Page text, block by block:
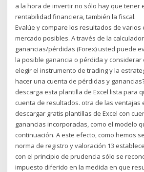
a la hora de invertir no sólo hay que tener
rentabilidad financiera, también la fiscal.
Evalúe y compare los resultados de varios
mercado posibles. A través de la
ganancias/pérdidas (Forex) usted puede
la posible ganancia o pérdida y
elegir el instrumento de trading y la
hacer una cuenta de pérdidas y
descarga esta plantilla de Excel lista para
cuenta de resultados. otra de las ventajas
descargar gratis plantillas de Excel con
ganancias incorporadas, como el modelo
continuación. A este efecto, como hemos
norma de registro y valoración 13
con el principio de prudencia sólo se
impuesto diferido en la medida en que